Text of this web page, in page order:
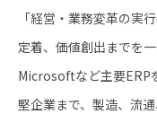
「経営・業務変革の実
定着、価値創出までを
Microsoftなど主要ERP
堅企業まで、製造、流